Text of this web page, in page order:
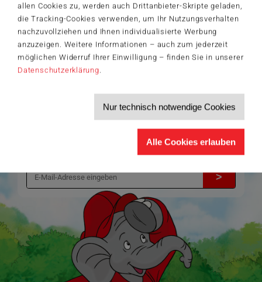
allen Cookies zu, werden auch Drittanbieter-Skripte geladen,
die Tracking-Cookies verwenden, um Ihr Nutzungsverhalten
nachzuvollziehen und Ihnen individualisierte Werbung
anzuzeigen. Weitere Informationen – auch zum jederzeit
möglichen Widerruf Ihrer Einwilligung – finden Sie in unserer
Datenschutzerklärung
Nur technisch notwendige Cookies
Alle Cookies erlauben
Der Schmidt-Spiele-Newsletter
Jetzt anmelden und 5€ Willkommensrabatt sichern
Bleiben Sie auf dem Laufenden zu Neuheiten, Trends und aktuellen
Themen rund um Schmidt®Spiele – und sichern Sie sich einen
Willkommensgutschein in Höhe von 5€ für Ihren nächsten Einkauf im
Schmidt-Spiele-Shop.
Informationen zu Veranstaltungen und Aktionen
Datenschutzbestimmungen.
>